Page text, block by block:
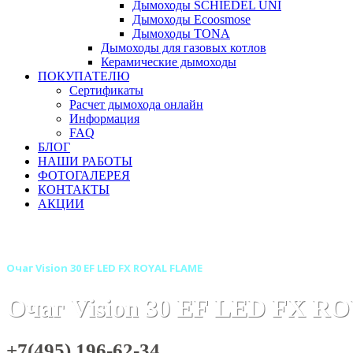
Дымоходы SCHIEDEL UNI
Дымоходы Ecoosmose
Дымоходы TONA
Дымоходы для газовых котлов
Керамические дымоходы
ПОКУПАТЕЛЮ
Сертификаты
Расчет дымохода онлайн
Информация
FAQ
БЛОГ
НАШИ РАБОТЫ
ФОТОГАЛЕРЕЯ
КОНТАКТЫ
АКЦИИ
Очаг Vision 30 EF LED FX ROYAL FLAME
Очаг Vision 30 EF LED FX